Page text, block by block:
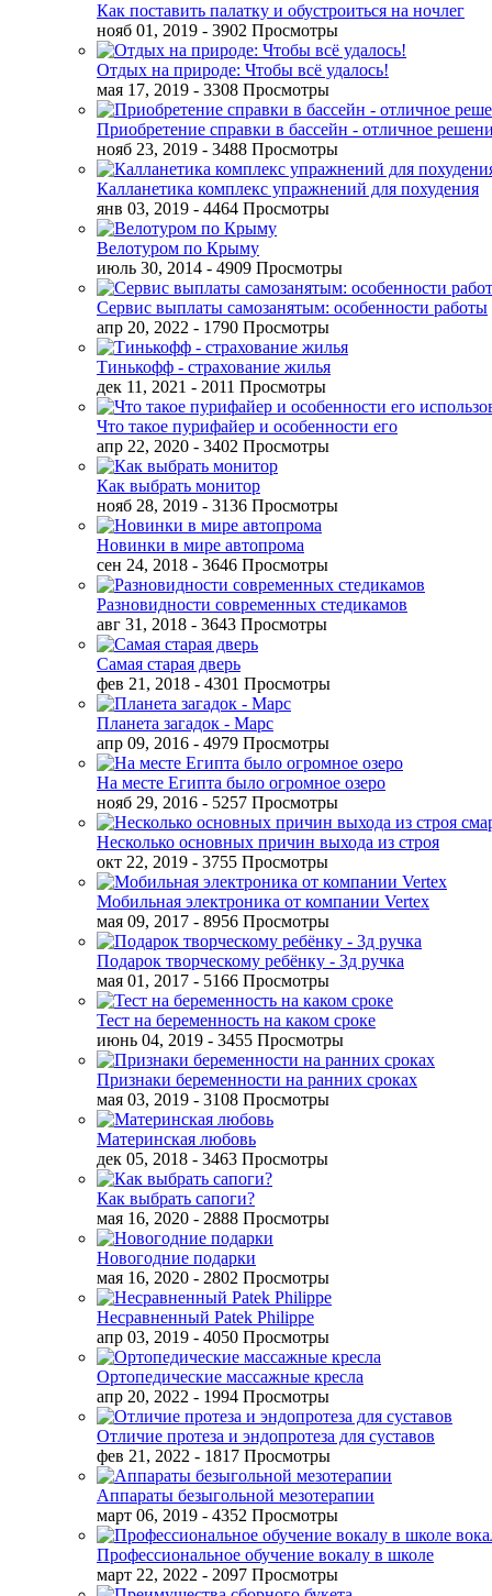
Как поставить палатку и обустроиться на ночлег
нояб 01, 2019 - 3902 Просмотры
Отдых на природе: Чтобы всё удалось!
мая 17, 2019 - 3308 Просмотры
Приобретение справки в бассейн - отличное
нояб 23, 2019 - 3488 Просмотры
Калланетика комплекс упражнений для похудения
янв 03, 2019 - 4464 Просмотры
Велотуром по Крыму
июль 30, 2014 - 4909 Просмотры
Сервис выплаты самозанятым: особенности работы
апр 20, 2022 - 1790 Просмотры
Тинькофф - страхование жилья
дек 11, 2021 - 2011 Просмотры
Что такое пурифайер и особенности его
апр 22, 2020 - 3402 Просмотры
Как выбрать монитор
нояб 28, 2019 - 3136 Просмотры
Новинки в мире автопрома
сен 24, 2018 - 3646 Просмотры
Разновидности современных стедикамов
авг 31, 2018 - 3643 Просмотры
Самая старая дверь
фев 21, 2018 - 4301 Просмотры
Планета загадок - Марс
апр 09, 2016 - 4979 Просмотры
На месте Египта было огромное озеро
нояб 29, 2016 - 5257 Просмотры
Несколько основных причин выхода из строя
окт 22, 2019 - 3755 Просмотры
Мобильная электроника от компании Vertex
мая 09, 2017 - 8956 Просмотры
Подарок творческому ребёнку - 3д ручка
мая 01, 2017 - 5166 Просмотры
Тест на беременность на каком сроке
июнь 04, 2019 - 3455 Просмотры
Признаки беременности на ранних сроках
мая 03, 2019 - 3108 Просмотры
Материнская любовь
дек 05, 2018 - 3463 Просмотры
Как выбрать сапоги?
мая 16, 2020 - 2888 Просмотры
Новогодние подарки
мая 16, 2020 - 2802 Просмотры
Несравненный Patek Philippe
апр 03, 2019 - 4050 Просмотры
Ортопедические массажные кресла
апр 20, 2022 - 1994 Просмотры
Отличие протеза и эндопротеза для суставов
фев 21, 2022 - 1817 Просмотры
Аппараты безыгольной мезотерапии
март 06, 2019 - 4352 Просмотры
Профессиональное обучение вокалу в школе
март 22, 2022 - 2097 Просмотры